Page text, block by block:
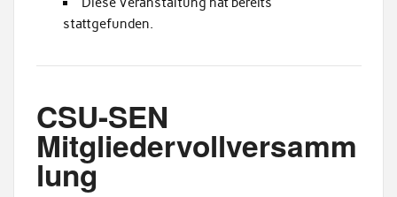
stattgefunden.
CSU-SEN
Mitgliedervollversamm
lung